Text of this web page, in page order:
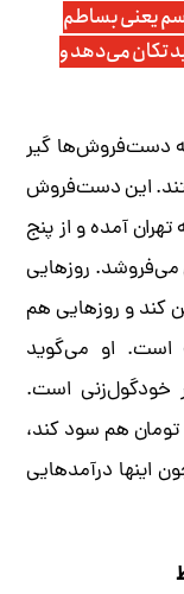
یعنی بساطم
تکان می‌دهد و
دست‌فروش‌ها‌ گیر
این دست‌فروش
آمده و از پنج
روزهایی
کند و روزهایی هم
است. او می‌گوید
است.
شب‌های عید اگر بگذارند شاید ۲۰۰، ۳۰۰ تومان هم سود کند،
اینها درآمدهایی